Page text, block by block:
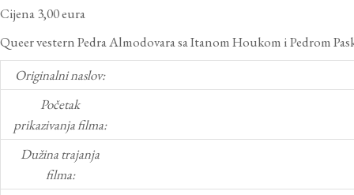
Cijena 3,00 eura
Queer vestern Pedra Almodovara sa Itanom Houkom i Pedrom
Originalni naslov:
Početak
prikazivanja filma:
Dužina trajanja
filma: